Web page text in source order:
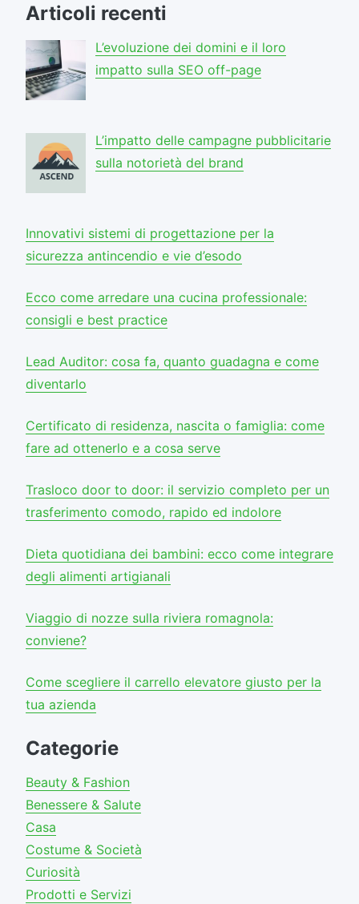
Articoli recenti
L’evoluzione dei domini e il loro
impatto sulla SEO off-page
L’impatto delle campagne pubblicitarie
sulla notorietà del brand
Innovativi sistemi di progettazione per la
sicurezza antincendio e vie d’esodo
Ecco come arredare una cucina professionale:
consigli e best practice
Lead Auditor: cosa fa, quanto guadagna e come
diventarlo
Certificato di residenza, nascita o famiglia: come
fare ad ottenerlo e a cosa serve
Trasloco door to door: il servizio completo per un
trasferimento comodo, rapido ed indolore
Dieta quotidiana dei bambini: ecco come integrare
degli alimenti artigianali
Viaggio di nozze sulla riviera romagnola:
conviene?
Come scegliere il carrello elevatore giusto per la
tua azienda
Categorie
Beauty & Fashion
Benessere & Salute
Casa
Costume & Società
Curiosità
Prodotti e Servizi